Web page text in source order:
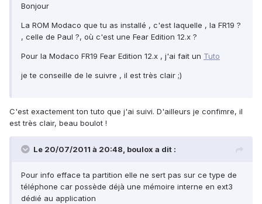
Bonjour
La ROM Modaco que tu as installé , c'est laquelle , la FR19 ?
, celle de Paul ?, où c'est une Fear Edition 12.x ?
Pour la Modaco FR19 Fear Edition 12.x , j'ai fait un Tuto
je te conseille de le suivre , il est très clair ;)
C'est exactement ton tuto que j'ai suivi. D'ailleurs je confimre, il
est très clair, beau boulot !
Le 20/07/2011 à 20:48, boulox a dit :
Pour info efface ta partition elle ne sert pas sur ce type de
téléphone car possède déjà une mémoire interne en ext3
dédié au application